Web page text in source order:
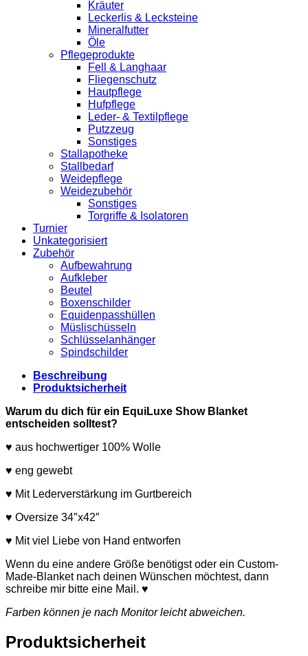
Kräuter
Leckerlis & Lecksteine
Mineralfutter
Öle
Pflegeprodukte
Fell & Langhaar
Fliegenschutz
Hautpflege
Hufpflege
Leder- & Textilpflege
Putzzeug
Sonstiges
Stallapotheke
Stallbedarf
Weidepflege
Weidezubehör
Sonstiges
Torgriffe & Isolatoren
Turnier
Unkategorisiert
Zubehör
Aufbewahrung
Aufkleber
Beutel
Boxenschilder
Equidenpasshüllen
Müslischüsseln
Schlüsselanhänger
Spindschilder
Beschreibung
Produktsicherheit
Warum du dich für ein EquiLuxe Show Blanket
entscheiden solltest?
♥ aus hochwertiger 100% Wolle
♥ eng gewebt
♥ Mit Lederverstärkung im Gurtbereich
♥ Oversize 34″x42″
♥ Mit viel Liebe von Hand entworfen
Wenn du eine andere Größe benötigst oder ein Custom-
Made-Blanket nach deinen Wünschen möchtest, dann
schreibe mir bitte eine Mail. ♥
Farben können je nach Monitor leicht abweichen.
Produktsicherheit